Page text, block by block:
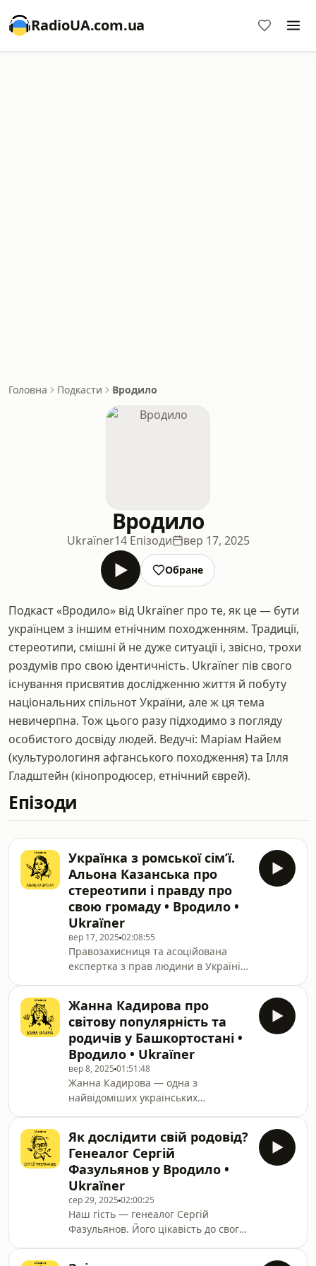
RadioUA.com.ua
Головна Подкасти Вродило
Вродило
Ukraïner14 Епізоди вер 17, 2025
Обране
Подкаст «Вродило» від Ukraїner про те, як це — бути
українцем з іншим етнічним походженням. Традиції,
стереотипи, смішні й не дуже ситуації і, звісно, трохи
роздумів про свою ідентичність. Ukraїner пів свого
існування присвятив дослідженню життя й побуту
національних спільнот України, але ж ця тема
невичерпна. Тож цього разу підходимо з погляду
особистого досвіду людей. Ведучі: Маріам Найем
(культурологиня афганського походження) та Ілля
Гладштейн (кінопродюсер, етнічний єврей).
Епізоди
Українка з ромської сімʼї.
Альона Казанська про
стереотипи і правду про
свою громаду • Вродило •
Ukraїner
вер 17, 2025 02:08:55
Правозахисниця та асоційована
експертка з прав людини в Україні у
сімʼї. Зараз вона пишається своїм
походженням, але порвала звʼязки з
громадою. Вона співавторка
сценарію ігрового
короткометражного фільму «Чачьо»
про ромського гея, а в
документальній стрічці «Romani
Dance» розповіла про насилля щодо
неї та її чоловіка під час їхньог
Жанна Кадирова про
світову популярність та
родичів у Башкортостані •
Вродило • Ukraїner
вер 8, 2025 01:51:48
Жанна Кадирова — одна з
найвідоміших українських
допомогою проєкту «Паляниця»,
знаного далеко за межами України.
Її мистецькі проєкти дуже
різнопланові: від орга́ну із
фрагментів російських ракет на
залізничному вокзалі до
фотодокументування інтер’єрів
громадських будівель, зруйнованих
вибухами. Жанна народилася в сімʼї
Як дослідити свій родовід?
Генеалог Сергій
Фазульянов у Вродило •
Ukraїner
сер 29, 2025 02:00:25
Наш гість — генеалог Сергій
Фазульянов. Його цікавість до свого